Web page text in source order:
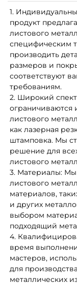
1.
продукт
листового
специфическим
производить
размеров и
соответствуют
требованиям.
2. Широкий
ограничиваются
листового
как лазерная
штамповка. Мы
решение для
листового
3. Материалы: Мы
листового
материалов,
и других
выбором
подходящий
4.
время
мастеров,
для
металлических